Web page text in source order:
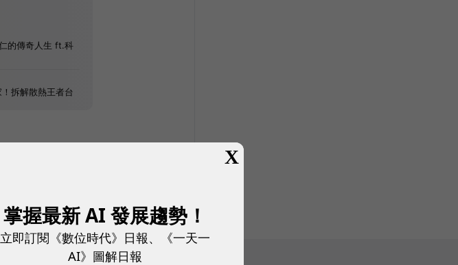
X
掌握最新 AI 發展趨勢！
立即訂閱《數位時代》日報、《一天一
AI》圖解日報